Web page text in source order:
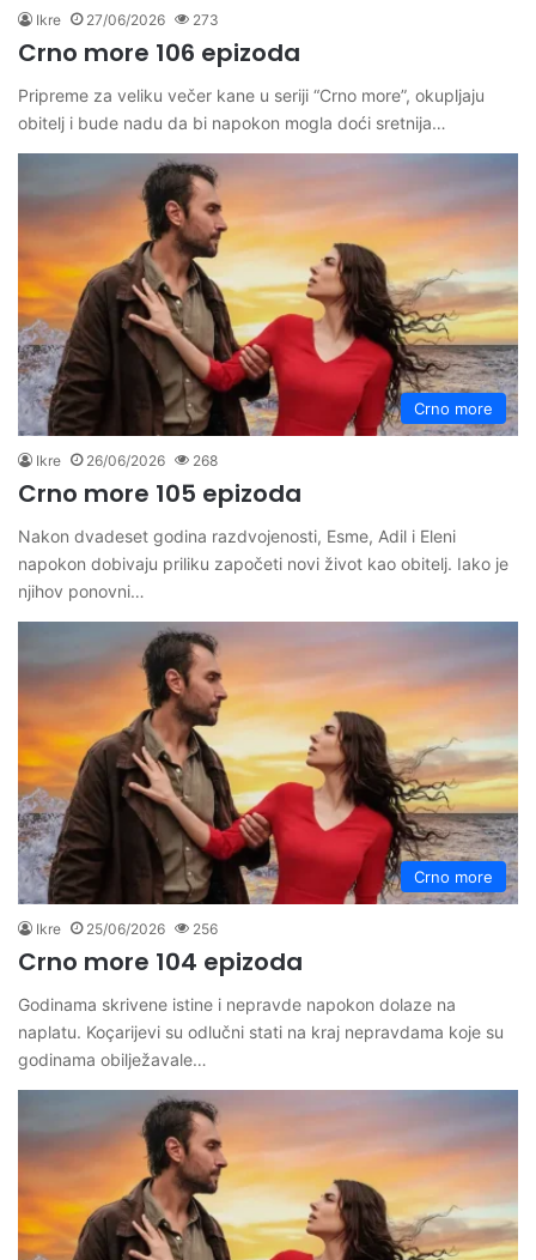
Ikre 27/06/2026 273
Crno more 106 epizoda
Pripreme za veliku večer kane u seriji “Crno more”, okupljaju
obitelj i bude nadu da bi napokon mogla doći sretnija…
Crno more
Ikre 26/06/2026 268
Crno more 105 epizoda
Nakon dvadeset godina razdvojenosti, Esme, Adil i Eleni
napokon dobivaju priliku započeti novi život kao obitelj. Iako je
njihov ponovni…
Crno more
Ikre 25/06/2026 256
Crno more 104 epizoda
Godinama skrivene istine i nepravde napokon dolaze na
naplatu. Koçarijevi su odlučni stati na kraj nepravdama koje su
godinama obilježavale…